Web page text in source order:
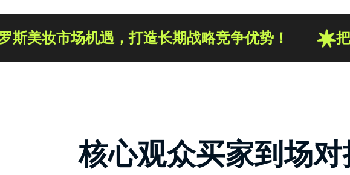
斯美妆市场机遇，打造长期战略竞争优势！
核心观众买家到场对